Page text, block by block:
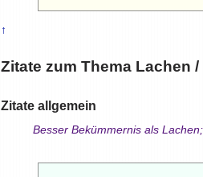
↑
Zitate zum Thema Lachen /
Zitate allgemein
Besser Bekümmernis als